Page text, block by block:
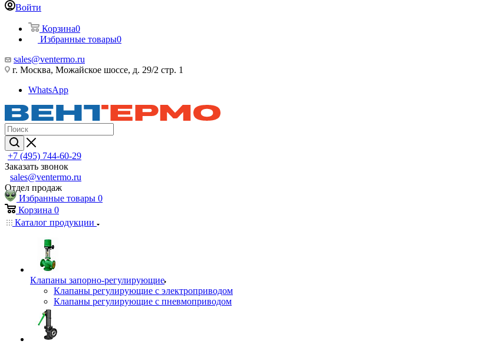
Войти
Корзина0
Избранные товары0
sales@ventermo.ru
г. Москва, Можайское шоссе, д. 29/2 стр. 1
WhatsApp
+7 (495) 744-60-29
Заказать звонок
sales@ventermo.ru
Отдел продаж
Избранные товары 0
Корзина 0
Каталог продукции
Клапаны запорно-регулирующие
Клапаны регулирующие с электроприводом
Клапаны регулирующие с пневмоприводом